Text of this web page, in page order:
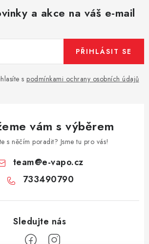
a akce na váš e-mail
s podmínkami ochrany osobních údajů
PŘIHLÁSIT SE
vám s výběrem
s něčím poradit? Jsme tu pro vás!
team@e-vapo.cz
733490790